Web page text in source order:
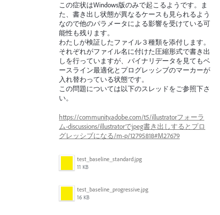
この症状はWindows版のみで起こるようです。ま
た、書き出し状態が異なるケースも見られるよう
なので他のパラメータによる影響を受けている可
能性も残ります。
わたしが検証したファイル３種類を添付します。
それぞれがファイル名に付けた圧縮形式で書き出
しを行っていますが、バイナリデータを見てもベ
ースライン最適化とプログレッシブのマーカーが
入れ替わっている状態です。
この問題については以下のスレッドをご参照下さ
い。
https://community.adobe.com/t5/illustratorフォーラ
ム-discussions/illustratorでjpeg書き出しするとプロ
グレッシブになる/m-p/12795818#M27679
test_baseline_standard.jpg
11 KB
test_baseline_progressive.jpg
16 KB